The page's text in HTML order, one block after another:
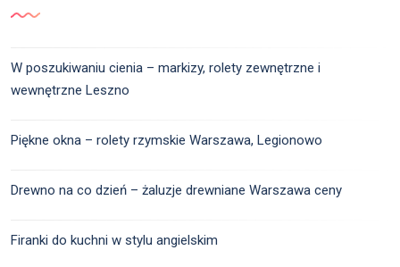
W poszukiwaniu cienia – markizy, rolety zewnętrzne i
wewnętrzne Leszno
Piękne okna – rolety rzymskie Warszawa, Legionowo
Drewno na co dzień – żaluzje drewniane Warszawa ceny
Firanki do kuchni w stylu angielskim